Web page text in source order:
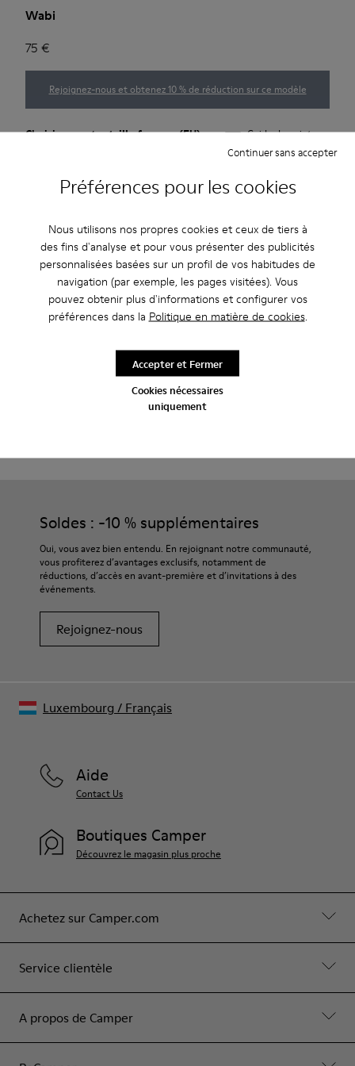
Préférences pour les cookies
Nous utilisons nos propres cookies et ceux de tiers à
des fins d'analyse et pour vous présenter des publicités
personnalisées basées sur un profil de vos habitudes de
navigation (par exemple, les pages visitées). Vous
pouvez obtenir plus d'informations et configurer vos
préférences dans la Politique en matière de cookies.
Cookies nécessaires
uniquement
Continuer sans accepter
Accepter et Fermer
Wabi
75 €
Rejoignez-nous et obtenez 10 % de réduction sur ce modèle
Choisissez votretaille femme. (EU) Guide de pointures
Peu d’unités restantes
Ajouter au panier
Livraison standard gratuite pour les achats de plus de 45€
Soldes : -10 % supplémentaires
Oui, vous avez bien entendu. En rejoignant notre communauté,
vous profiterez d’avantages exclusifs, notamment de
réductions, d’accès en avant-première et d’invitations à des
événements.
Rejoignez-nous
Achetez sur Camper.com
Service clientèle
A propos de Camper
Aide
Contact Us
Boutiques Camper
Découvrez le magasin plus proche
Luxembourg / Français